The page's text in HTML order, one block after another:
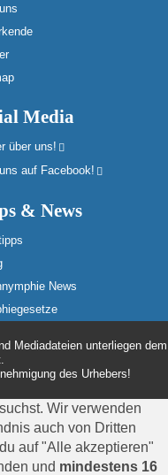
Media
über uns!
auf Facebook!
& News
News
Mediadateien unterliegen dem
des Urhebers!
Wir verwenden
auch von Dritten
auf "Alle akzeptieren"
und mindestens 16